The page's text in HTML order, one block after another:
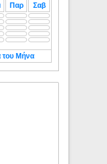
Παρ Σαβ
του Μήνα